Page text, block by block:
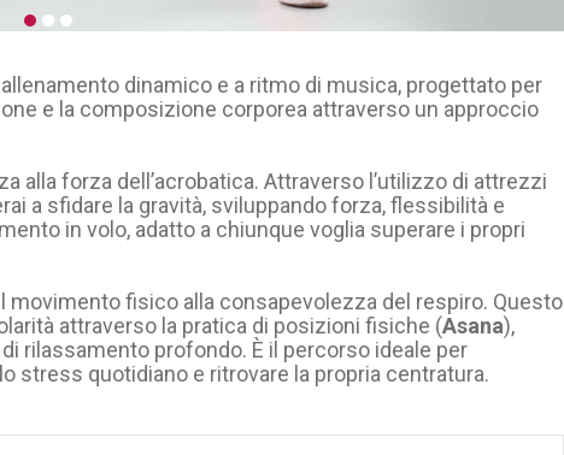
dinamico e a ritmo di musica, progettato per
e la composizione corporea attraverso un approccio
alla forza dell’acrobatica. Attraverso l’utilizzo di attrezzi
a sfidare la gravità, sviluppando forza, flessibilità e
in volo, adatto a chiunque voglia superare i propri
movimento fisico alla consapevolezza del respiro. Questo
attraverso la pratica di posizioni fisiche (Asana),
rilassamento profondo. È il percorso ideale per
stress quotidiano e ritrovare la propria centratura.